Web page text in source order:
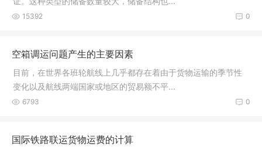
0
15392
空箱调运问题产生的主要因素
目前，在世界各班轮航线上几乎都存在着由于货物运输的季节性
变化以及航线两端国家或地区的贸易额不平...
0
6793
国际铁路联运货物运费的计算